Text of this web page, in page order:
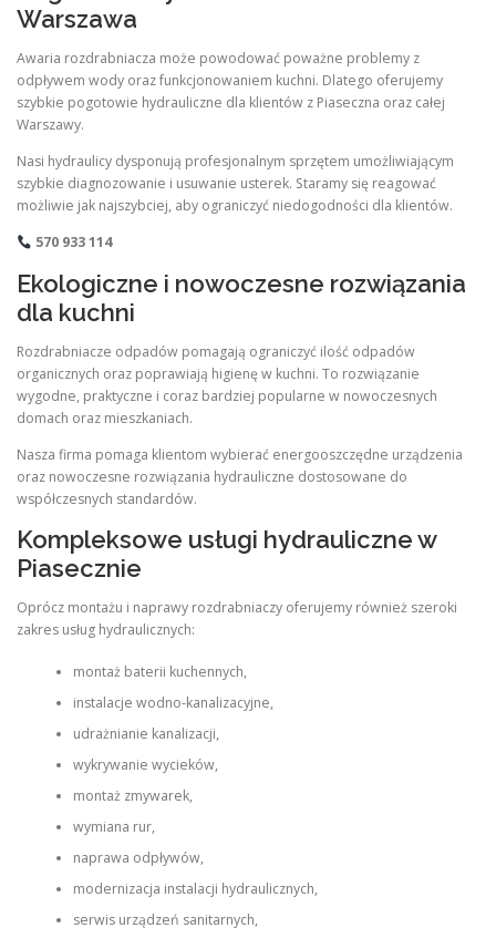
Warszawa
Awaria rozdrabniacza może powodować poważne problemy z
odpływem wody oraz funkcjonowaniem kuchni. Dlatego oferujemy
szybkie pogotowie hydrauliczne dla klientów z Piaseczna oraz całej
Warszawy.
Nasi hydraulicy dysponują profesjonalnym sprzętem umożliwiającym
szybkie diagnozowanie i usuwanie usterek. Staramy się reagować
możliwie jak najszybciej, aby ograniczyć niedogodności dla klientów.
570 933 114
Ekologiczne i nowoczesne rozwiązania
dla kuchni
Rozdrabniacze odpadów pomagają ograniczyć ilość odpadów
organicznych oraz poprawiają higienę w kuchni. To rozwiązanie
wygodne, praktyczne i coraz bardziej popularne w nowoczesnych
domach oraz mieszkaniach.
Nasza firma pomaga klientom wybierać energooszczędne urządzenia
oraz nowoczesne rozwiązania hydrauliczne dostosowane do
współczesnych standardów.
Kompleksowe usługi hydrauliczne w
Piasecznie
Oprócz montażu i naprawy rozdrabniaczy oferujemy również szeroki
zakres usług hydraulicznych:
montaż baterii kuchennych,
instalacje wodno-kanalizacyjne,
udrażnianie kanalizacji,
wykrywanie wycieków,
montaż zmywarek,
wymiana rur,
naprawa odpływów,
modernizacja instalacji hydraulicznych,
serwis urządzeń sanitarnych,